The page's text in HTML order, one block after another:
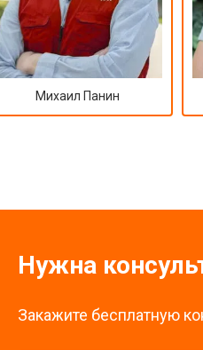
Михаил Панин
Нужна
Закажите бесплатную